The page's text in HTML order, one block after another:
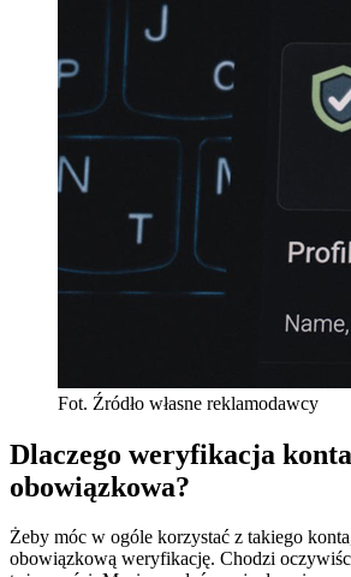
Fot. Źródło własne reklamodawcy
Dlaczego weryfikacja
obowiązkowa?
Żeby móc w ogóle korzystać z takiego
obowiązkową weryfikację. Chodzi